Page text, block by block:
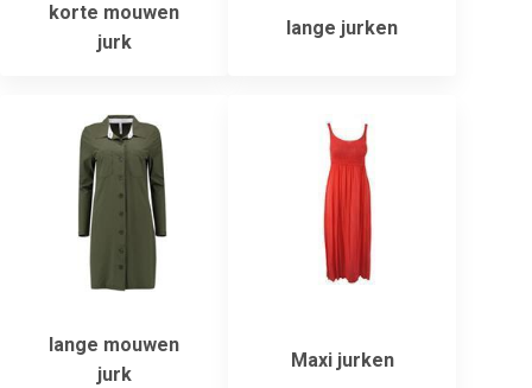
korte mouwen
jurk
lange jurken
lange mouwen
jurk
Maxi jurken